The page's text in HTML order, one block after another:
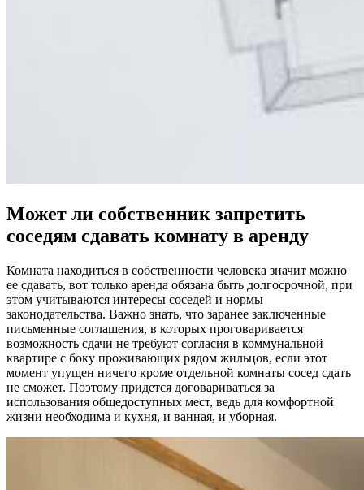
Может ли собственник запретить
соседям сдавать комнату в аренду
Комната находиться в собственности человека значит можно
ее сдавать, вот только аренда обязана быть долгосрочной, при
этом учитываются интересы соседей и нормы
законодательства. Важно знать, что заранее заключенные
письменные соглашения, в которых проговаривается
возможность сдачи не требуют согласия в коммунальной
квартире с боку проживающих рядом жильцов, если этот
момент упущен ничего кроме отдельной комнаты сосед сдать
не сможет. Поэтому придется договариваться за
использования общедоступных мест, ведь для комфортной
жизни необходима и кухня, и ванная, и уборная.